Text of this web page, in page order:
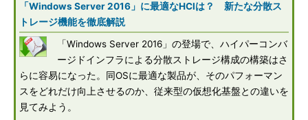
「Windows Server 2016」に最適なHCIは？ 新たな分散ス
トレージ機能を徹底解説
「Windows Server 2016」の登場で、ハイパーコンバ
ージドインフラによる分散ストレージ構成の構築はさ
らに容易になった。同OSに最適な製品が、そのパフォーマン
スをどれだけ向上させるのか、従来型の仮想化基盤との違いを
見てみよう。